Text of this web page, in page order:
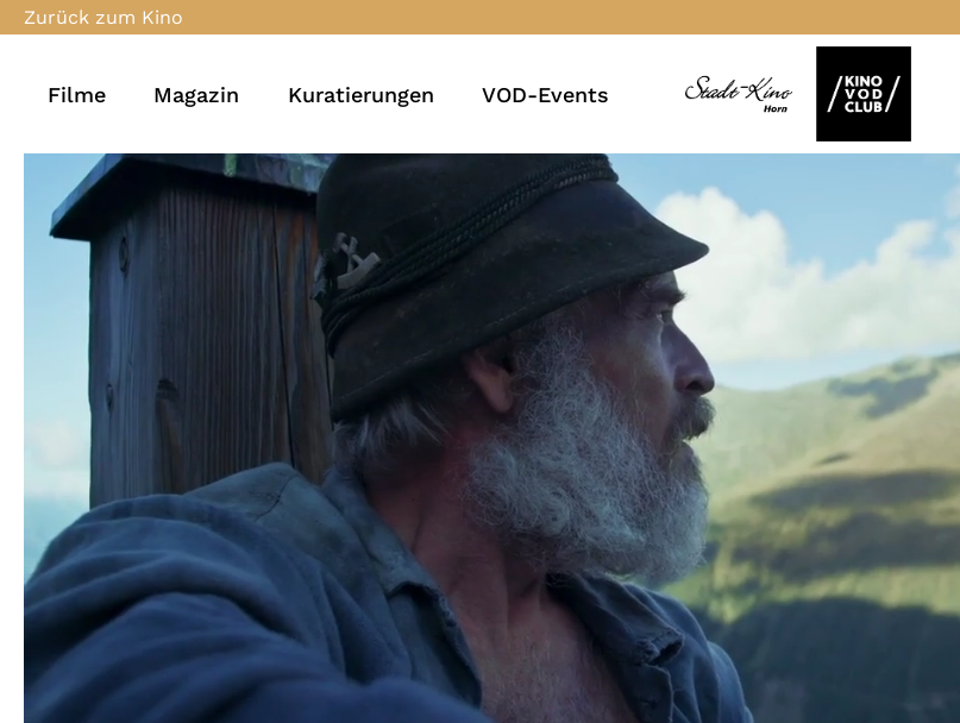
Filme
Magazin
Kuratierungen
VOD-Events
So geht’s
Filmpakete
Gutscheine
& Filmpässe
Account
Suche
Zurück zum Kino
Filme Magazin Kuratierungen VOD-Events